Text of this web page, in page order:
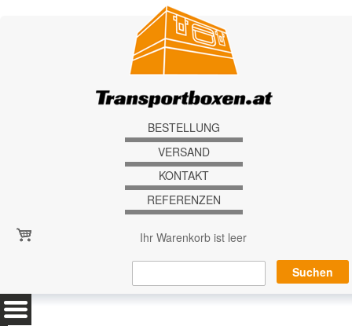
BESTELLUNG
VERSAND
KONTAKT
REFERENZEN
Ihr Warenkorb ist leer